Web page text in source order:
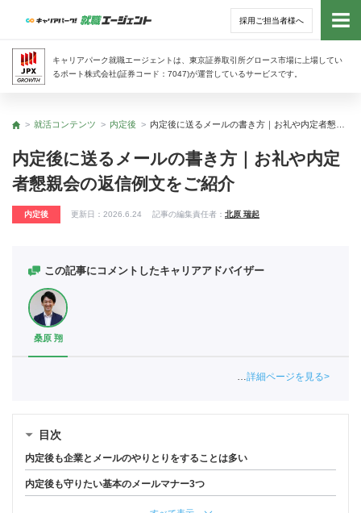
採用ご担当者様へ
キャリアパーク就職エージェントは、東京証券取引所グロース市場に上場してい
るポート株式会社(証券コード：7047)が運営しているサービスです。
トッ
トップ
就活コンテンツ 内定後
内定後に送るメールの書き方｜お礼や内定
者懇親会の返信例文をご紹介
内定後 更新日： 2026.6.24 記事の編集責任者： 北原 瑞起
この記事にコメントしたキャリアアドバイザー
桑原 翔
詳細ページを見る
目次
内定後も企業とメールのやりとりをすることは多い
内定後も守りたい基本のメールマナー3つ